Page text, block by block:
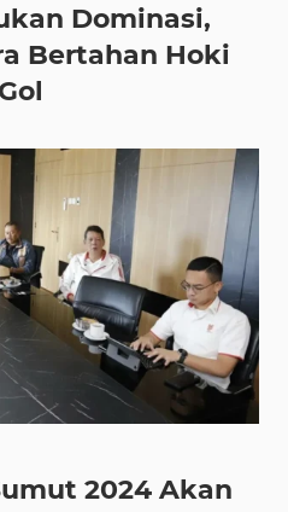
Dominasi,
Bertahan Hoki
2024 Akan